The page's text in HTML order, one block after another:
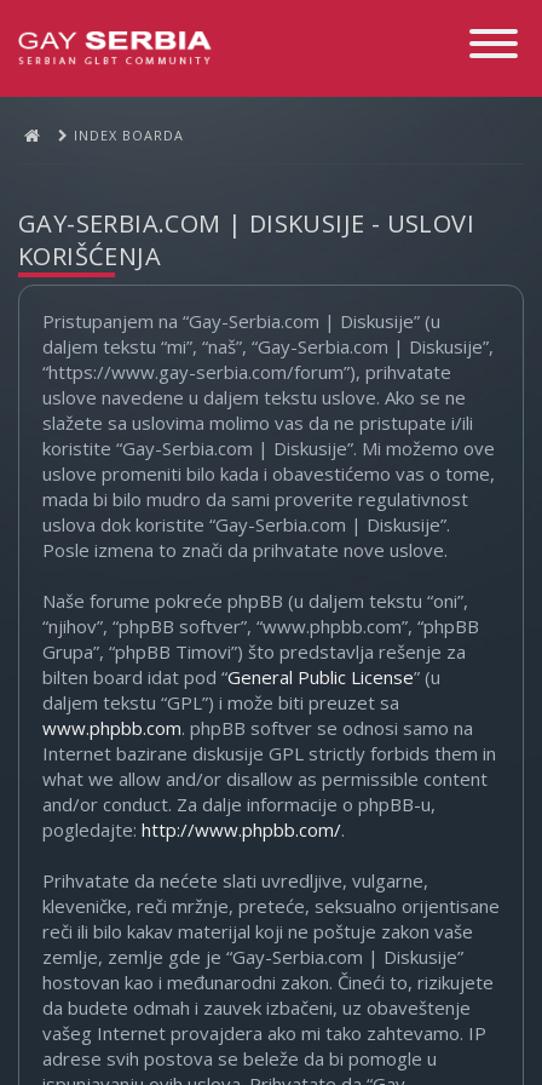
Toggle
INDEX BOARDA
GAY-SERBIA.COM | DISKUSIJE - USLOVI
KORIŠĆENJA
Pristupanjem na “Gay-Serbia.com | Diskusije” (u
daljem tekstu “mi”, “naš”, “Gay-Serbia.com | Diskusije”,
“https://www.gay-serbia.com/forum”), prihvatate
uslove navedene u daljem tekstu uslove. Ako se ne
slažete sa uslovima molimo vas da ne pristupate i/ili
koristite “Gay-Serbia.com | Diskusije”. Mi možemo ove
uslove promeniti bilo kada i obavestićemo vas o tome,
mada bi bilo mudro da sami proverite regulativnost
uslova dok koristite “Gay-Serbia.com | Diskusije”.
Posle izmena to znači da prihvatate nove uslove.
Naše forume pokreće phpBB (u daljem tekstu “oni”,
“njihov”, “phpBB softver”, “www.phpbb.com”, “phpBB
Grupa”, “phpBB Timovi”) što predstavlja rešenje za
bilten board idat pod “General Public License” (u
daljem tekstu “GPL”) i može biti preuzet sa
www.phpbb.com. phpBB softver se odnosi samo na
Internet bazirane diskusije GPL strictly forbids them in
what we allow and/or disallow as permissible content
and/or conduct. Za dalje informacije o phpBB-u,
pogledajte: http://www.phpbb.com/.
Prihvatate da nećete slati uvredljive, vulgarne,
kleveničke, reči mržnje, preteće, seksualno orijentisane
reči ili bilo kakav materijal koji ne poštuje zakon vaše
zemlje, zemlje gde je “Gay-Serbia.com | Diskusije”
hostovan kao i međunarodni zakon. Čineći to, rizikujete
da budete odmah i zauvek izbačeni, uz obaveštenje
vašeg Internet provajdera ako mi tako zahtevamo. IP
adrese svih postova se beleže da bi pomogle u